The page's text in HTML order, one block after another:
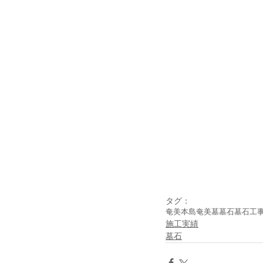
タグ：
奄美本島奄美墓墓石墓石工
施工実績
墓石